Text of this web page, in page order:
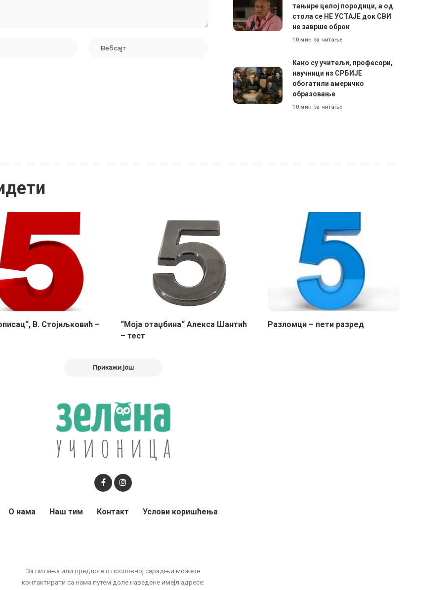
тањире целој породици, а од
стола се НЕ УСТАЈЕ док СВИ
не заврше оброк
10 мин за читање
Како су учитељи, професори,
научници из СРБИЈЕ
обогатили америчко
образовање
10 мин за читање
В. Стојиљковић –
“Моја отаџбина“ Алекса Шантић
– тест
Разломци – пети разред
Прикажи још
За питања или предлоге о пословној сарадњи можете
контактирати са нама путем доле наведене имејл адресе:
О нама Наш тим Контакт Услови коришћења